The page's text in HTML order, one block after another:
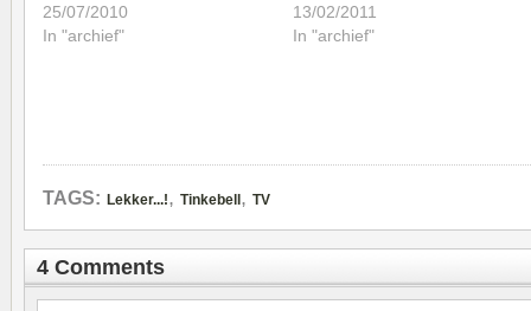
25/07/2010
In "archief"
13/02/2011
In "archief"
TAGS: Lekker...!, Tinkebell, TV
4 Comments